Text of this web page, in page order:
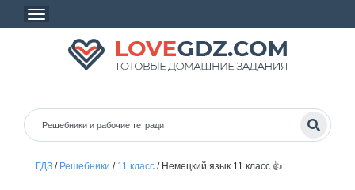
ГДЗ/ Решебники / 11 класс/ Немецкий язык 11 класс 👍